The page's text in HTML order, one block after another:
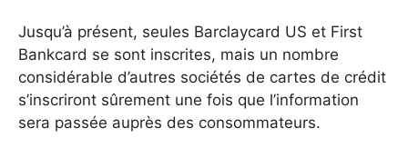
Jusqu’à présent, seules Barclaycard US et First
Bankcard se sont inscrites, mais un nombre
considérable d’autres sociétés de cartes de crédit
s’inscriront sûrement une fois que l’information
sera passée auprès des consommateurs.